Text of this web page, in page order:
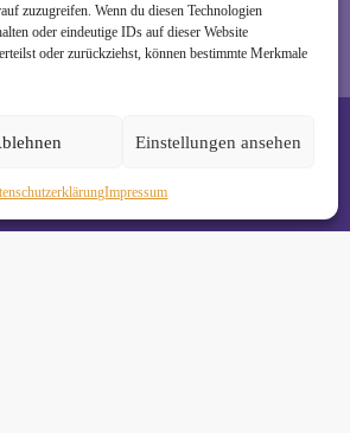
zuzugreifen. Wenn du diesen Technologien
oder eindeutige IDs auf dieser Website
oder zurückziehst, können bestimmte Merkmale
Einstellungen ansehen
Impressum